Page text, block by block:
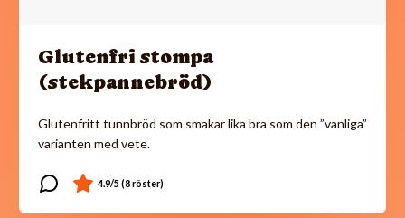
Glutenfri stompa
(stekpannebröd)
Glutenfritt tunnbröd som smakar lika bra som den ”vanliga”
varianten med vete.